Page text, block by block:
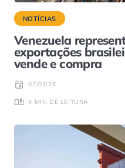
NOTÍCIAS
Venezuela
exportações
vende e compra
07/01/26
4 MIN DE LEITURA